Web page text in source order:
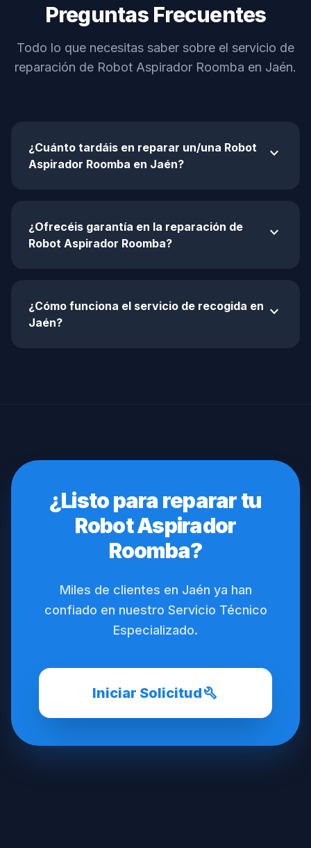
Preguntas Frecuentes
Todo lo que necesitas saber sobre el servicio de
reparación de Robot Aspirador Roomba en Jaén.
¿Cuánto tardáis en reparar un/una Robot
Aspirador Roomba en Jaén?
expand_more
¿Ofrecéis garantía en la reparación de
Robot Aspirador Roomba?
expand_more
¿Cómo funciona el servicio de recogida en
Jaén?
expand_more
¿Listo para reparar tu
Robot Aspirador
Roomba?
Miles de clientes en Jaén ya han
confiado en nuestro Servicio Técnico
Especializado.
Iniciar Solicitudbuild